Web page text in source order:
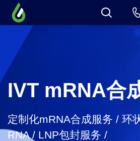
IVT mRNA合
定制化mRNA合成服务 / 环
RNA / LNP包封服务 /